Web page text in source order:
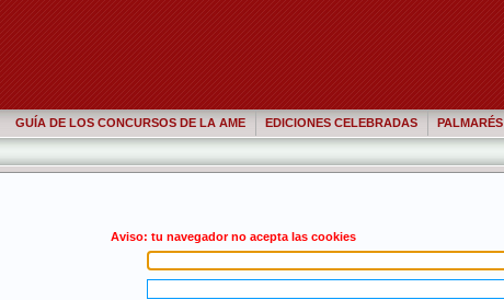
GUÍA DE LOS CONCURSOS DE LA AME EDICIONES CELEBRADAS PALMARÉS
Aviso: tu navegador no acepta las cookies